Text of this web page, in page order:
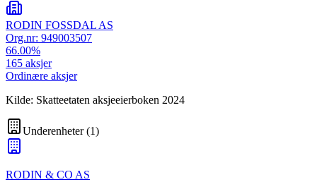
RODIN FOSSDAL AS
Org.nr: 949003507
66.00%
165 aksjer
Ordinære aksjer
Kilde: Skatteetaten aksjeeierboken 2024
Underenheter(1)
RODIN & CO AS